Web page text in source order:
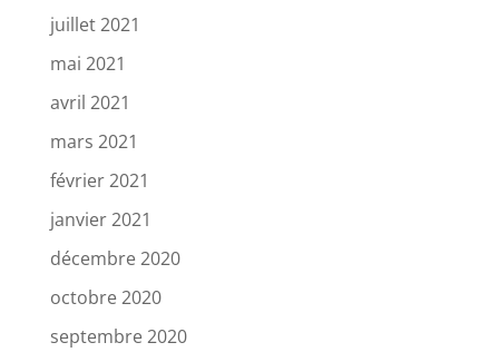
juillet 2021
mai 2021
avril 2021
mars 2021
février 2021
janvier 2021
décembre 2020
octobre 2020
septembre 2020